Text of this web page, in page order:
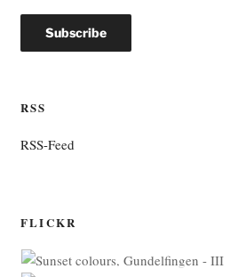
RSS
RSS-Feed
FLICKR